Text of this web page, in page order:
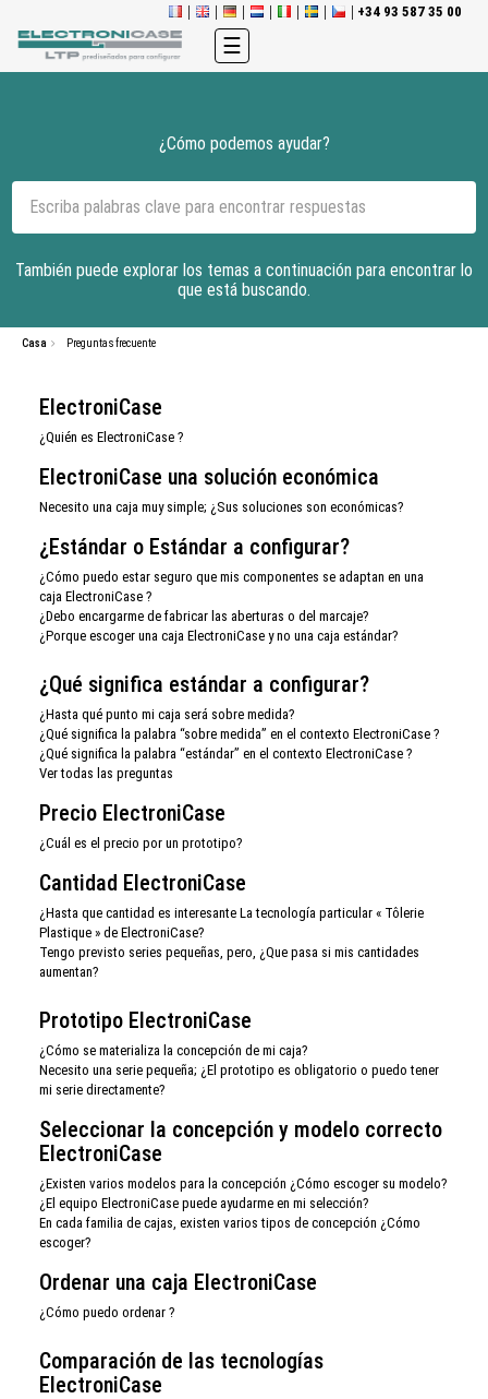
+34 93 587 35 00
Navegación
de
☰
¿Cómo podemos ayudar?
También puede explorar los temas a continuación para encontrar lo
que está buscando.
Casa Preguntas frecuente
ElectroniCase
¿Quién es ElectroniCase ?
ElectroniCase una solución económica
Necesito una caja muy simple; ¿Sus soluciones son económicas?
¿Estándar o Estándar a configurar?
¿Cómo puedo estar seguro que mis componentes se adaptan en una
caja ElectroniCase ?
¿Debo encargarme de fabricar las aberturas o del marcaje?
¿Porque escoger una caja ElectroniCase y no una caja estándar?
¿Qué significa estándar a configurar?
¿Hasta qué punto mi caja será sobre medida?
¿Qué significa la palabra “sobre medida” en el contexto ElectroniCase ?
¿Qué significa la palabra “estándar” en el contexto ElectroniCase ?
Ver todas las preguntas
Precio ElectroniCase
¿Cuál es el precio por un prototipo?
Cantidad ElectroniCase
¿Hasta que cantidad es interesante La tecnología particular « Tôlerie
Plastique » de ElectroniCase?
Tengo previsto series pequeñas, pero, ¿Que pasa si mis cantidades
aumentan?
Prototipo ElectroniCase
¿Cómo se materializa la concepción de mi caja?
Necesito una serie pequeña; ¿El prototipo es obligatorio o puedo tener
mi serie directamente?
Seleccionar la concepción y modelo correcto
ElectroniCase
¿Existen varios modelos para la concepción ¿Cómo escoger su modelo?
¿El equipo ElectroniCase puede ayudarme en mi selección?
En cada familia de cajas, existen varios tipos de concepción ¿Cómo
escoger?
Ordenar una caja ElectroniCase
¿Cómo puedo ordenar ?
Comparación de las tecnologías
ElectroniCase